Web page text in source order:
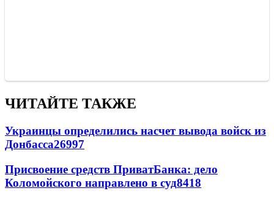
ЧИТАЙТЕ ТАКЖЕ
Украинцы определились насчет вывода войск из
Донбасса26997
Присвоение средств ПриватБанка: дело
Коломойского направлено в суд8418